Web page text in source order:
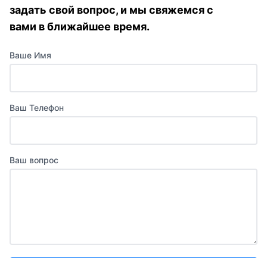
задать свой вопрос, и мы свяжемся с
вами в ближайшее время.
Ваше Имя
Ваш Телефон
Ваш вопрос